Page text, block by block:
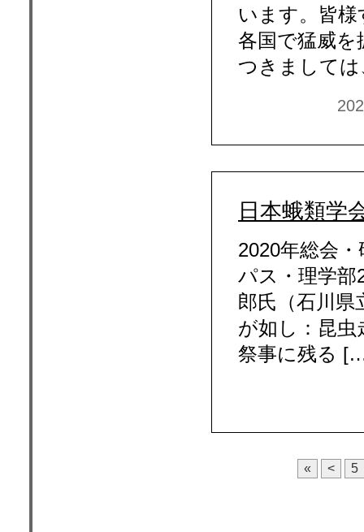
います。皆
各国で猛威
つきまして
日本蛾類学
2020年総会
パス・理学部
郎氏（石川県
が如し：昆
祭事に残る
« < 5